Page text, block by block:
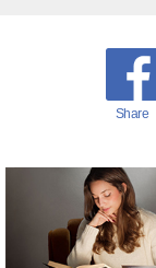
Share